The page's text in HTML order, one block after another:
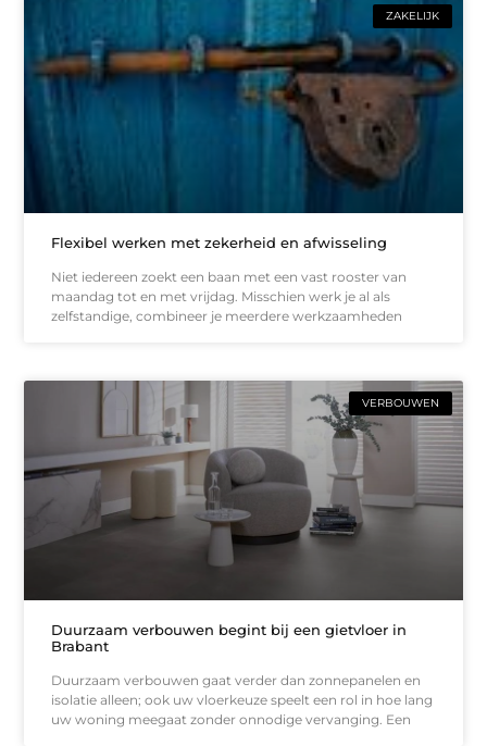
ZAKELIJK
Flexibel werken met zekerheid en afwisseling
Niet iedereen zoekt een baan met een vast rooster van
maandag tot en met vrijdag. Misschien werk je al als
zelfstandige, combineer je meerdere werkzaamheden
VERBOUWEN
Duurzaam verbouwen begint bij een gietvloer in
Brabant
Duurzaam verbouwen gaat verder dan zonnepanelen en
isolatie alleen; ook uw vloerkeuze speelt een rol in hoe lang
uw woning meegaat zonder onnodige vervanging. Een